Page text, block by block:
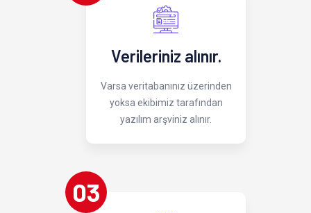
Verileriniz alınır.
Varsa veritabanınız üzerinden
yoksa ekibimiz tarafından
yazılım arşviniz alınır.
03